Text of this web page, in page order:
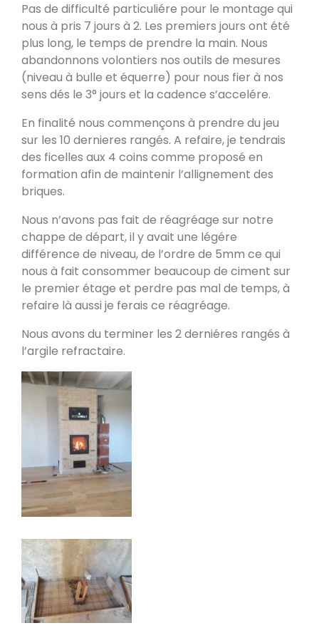
Poele de masse L
Devay 58300
chauffant
Heusy
Poêle de Masse
Oxalibre S
Portet 64330
Modèle M avec enduit
La Table 73110
PDM L
Éternoz 25330
Modèle L sans enduit
Saint-Jean-de-Chevelu 73170
oxalis L
PDM L
Fleurus
Pas de difficulté particuliére pour le montage qui
nous à pris 7 jours à 2. Les premiers jours ont été
plus long, le temps de prendre la main. Nous
abandonnons volontiers nos outils de mesures
(niveau à bulle et équerre) pour nous fier à nos
sens dés le 3° jours et la cadence s’accelére.
En finalité nous commençons à prendre du jeu
sur les 10 dernieres rangés. A refaire, je tendrais
des ficelles aux 4 coins comme proposé en
formation afin de maintenir l’allignement des
briques.
Nous n’avons pas fait de réagréage sur notre
chappe de départ, il y avait une légére
différence de niveau, de l’ordre de 5mm ce qui
nous à fait consommer beaucoup de ciment sur
le premier étage et perdre pas mal de temps, à
refaire là aussi je ferais ce réagréage.
Nous avons du terminer les 2 derniéres rangés à
l’argile refractaire.